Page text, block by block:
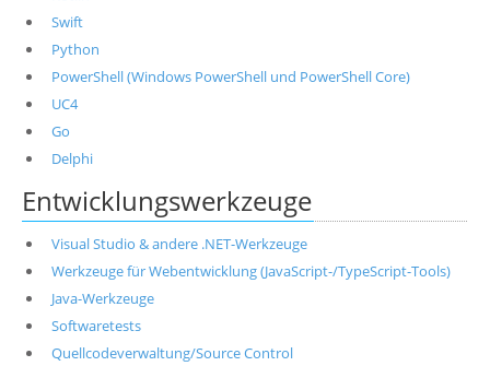
Swift
Python
PowerShell (Windows PowerShell und PowerShell Core)
UC4
Go
Delphi
Entwicklungswerkzeuge
Visual Studio & andere .NET-Werkzeuge
Werkzeuge für Webentwicklung (JavaScript-/TypeScript-Tools)
Java-Werkzeuge
Softwaretests
Quellcodeverwaltung/Source Control